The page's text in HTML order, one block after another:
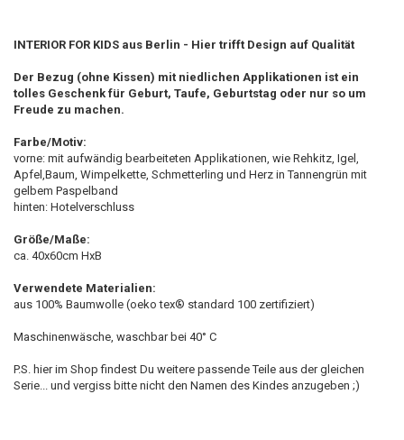
INTERIOR FOR KIDS aus Berlin - Hier trifft Design auf Qualität
Der Bezug (ohne Kissen) mit niedlichen Applikationen ist ein
tolles Geschenk für Geburt, Taufe, Geburtstag oder nur so um
Freude zu machen.
Farbe/Motiv:
vorne: mit aufwändig bearbeiteten Applikationen, wie Rehkitz, Igel,
Apfel,Baum, Wimpelkette, Schmetterling und Herz in Tannengrün mit
gelbem Paspelband
hinten: Hotelverschluss
Größe/Maße:
ca. 40x60cm HxB
Verwendete Materialien:
aus 100% Baumwolle (oeko tex® standard 100 zertifiziert)
Maschinenwäsche, waschbar bei 40° C
P.S. hier im Shop findest Du weitere passende Teile aus der gleichen
Serie... und vergiss bitte nicht den Namen des Kindes anzugeben ;)